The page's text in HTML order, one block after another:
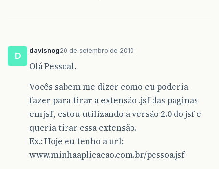
D
davisnog20 de setembro de 2010
Olá Pessoal.
Vocês sabem me dizer como eu poderia
fazer para tirar a extensão .jsf das paginas
em jsf, estou utilizando a versão 2.0 do jsf e
queria tirar essa extensão.
Ex.: Hoje eu tenho a url:
www.minhaaplicacao.com.br/pessoa.jsf